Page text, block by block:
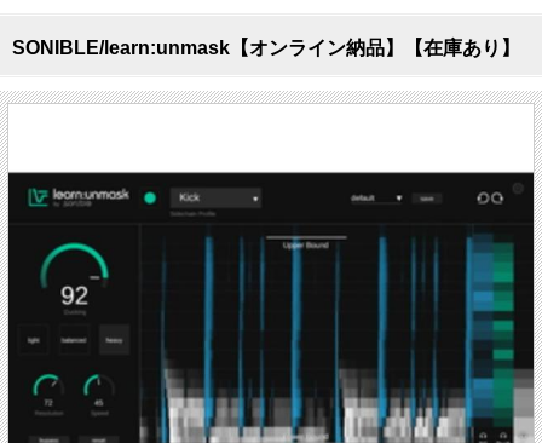
SONIBLE/learn:unmask【オンライン納品】【在庫あり】